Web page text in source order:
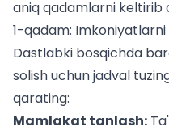
aniq qadamlarni keltirib
1-qadam:
Dastlabki bosqichda
solish uchun jadval
qarating:
Mamlakat tanlash: